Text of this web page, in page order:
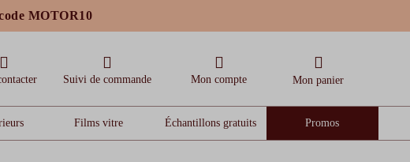
MOTOR10
Suivi de commande Mon compte Mon panier
Films vitre Échantillons gratuits Promos